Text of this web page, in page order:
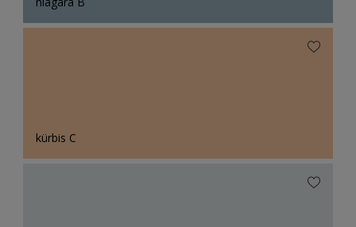
kürbis C